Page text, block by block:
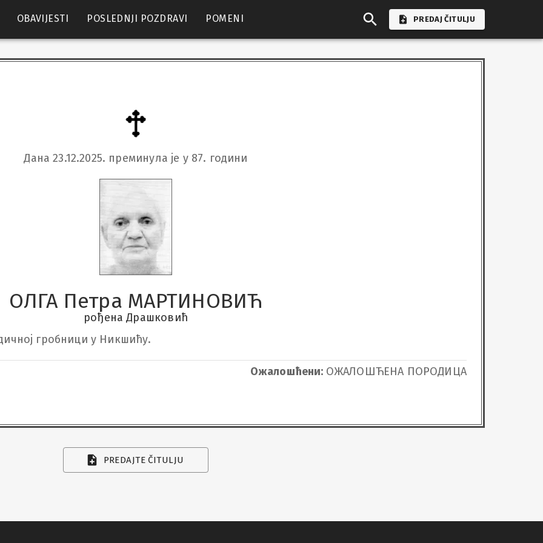
OBAVIJESTI POSLEDNJI POZDRAVI POMENI PREDAJ ČITULJU
Дана 23.12.2025. преминула је у 87. години
ОЛГА Петра МАРТИНОВИЋ
рођена Драшковић
гробници у Никшићу.
Ожалошћени: ОЖАЛОШЋЕНА ПОРОДИЦА
PREDAJTE ČITULJU